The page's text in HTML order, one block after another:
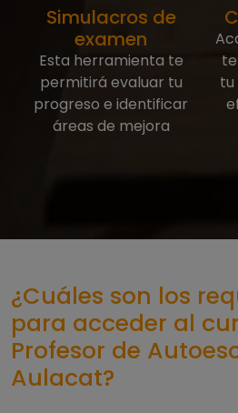
Simulacros de
examen
Esta herramienta te
permitirá evaluar tu
progreso e identificar
áreas de mejora
tu
¿Cuáles son los
para acceder al
Profesor de
Aulacat?